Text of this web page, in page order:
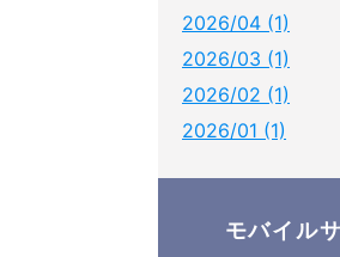
2026/04 (1)
2026/03 (1)
2026/02 (1)
2026/01 (1)
モバイル